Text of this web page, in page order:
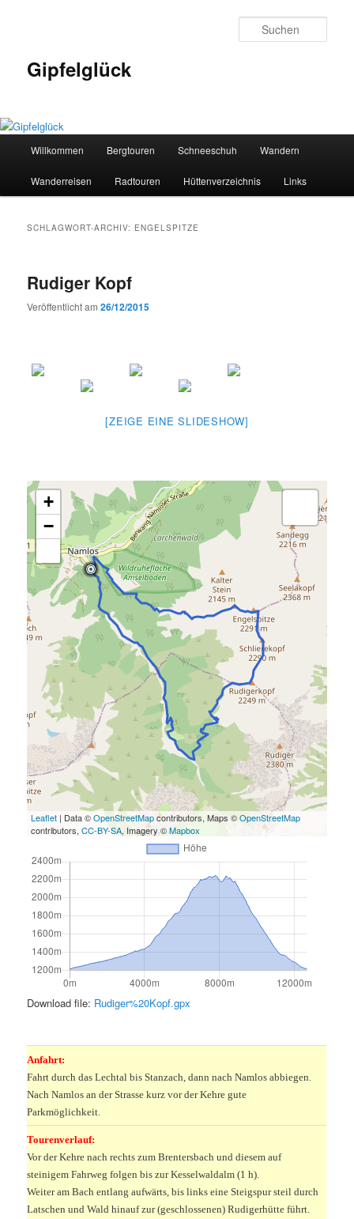
Gipfelglück
Willkommen Bergtouren Schneeschuh Wandern
Wanderreisen Radtouren Hüttenverzeichnis Links
SCHLAGWORT-ARCHIV: ENGELSPITZE
Rudiger Kopf
Veröffentlicht am26/12/2015
[ZEIGE EINE SLIDESHOW]
+
−
Leaflet | Data ©OpenStreetMapcontributors, Maps ©OpenStreetMap
contributors,CC-BY-SA, Imagery ©Mapbox
Download file: Rudiger%20Kopf.gpx
Anfahrt:
Fahrt durch das Lechtal bis Stanzach, dann nach Namlos abbiegen.
Nach Namlos an der Strasse kurz vor der Kehre gute
Parkmöglichkeit.
Tourenverlauf:
Vor der Kehre nach rechts zum Brentersbach und diesem auf
steinigem Fahrweg folgen bis zur Kesselwaldalm (1 h).
Weiter am Bach entlang aufwärts, bis links eine Steigspur steil durch
Latschen und Wald hinauf zur (geschlossenen) Rudigerhütte führt.